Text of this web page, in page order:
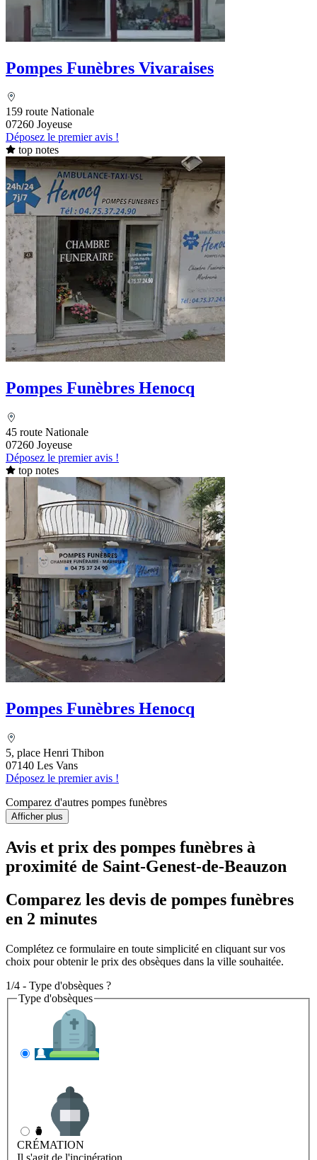
Pompes Funèbres Vivaraises
159 route Nationale
07260 Joyeuse
Déposez le premier avis !
top notes
Pompes Funèbres Henocq
45 route Nationale
07260 Joyeuse
Déposez le premier avis !
top notes
Pompes Funèbres Henocq
5, place Henri Thibon
07140 Les Vans
Déposez le premier avis !
Comparez d'autres pompes funèbres
Afficher plus
Avis et prix des pompes funèbres à
proximité de Saint-Genest-de-Beauzon
Comparez les devis de pompes funèbres
en 2 minutes
Complétez ce formulaire en toute simplicité en cliquant sur vos
choix pour obtenir le prix des obsèques dans la ville souhaitée.
1/4 - Type d'obsèques ?
Type d'obsèques
CRÉMATION